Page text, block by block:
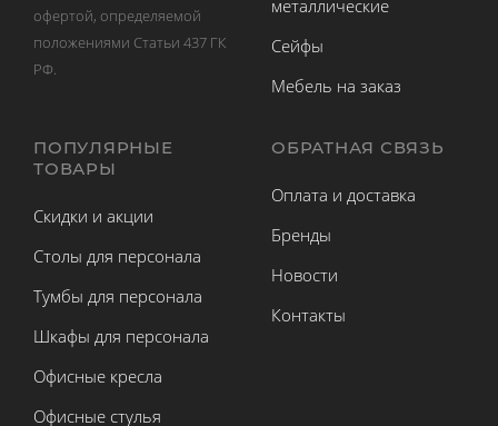
офертой, определяемой
положениями Статьи 437 ГК
РФ.
металлические
Сейфы
Мебель на заказ
ПОПУЛЯРНЫЕ
ТОВАРЫ
Скидки и акции
Столы для персонала
Тумбы для персонала
Шкафы для персонала
Офисные кресла
Офисные стулья
ОБРАТНАЯ СВЯЗЬ
Оплата и доставка
Бренды
Новости
Контакты